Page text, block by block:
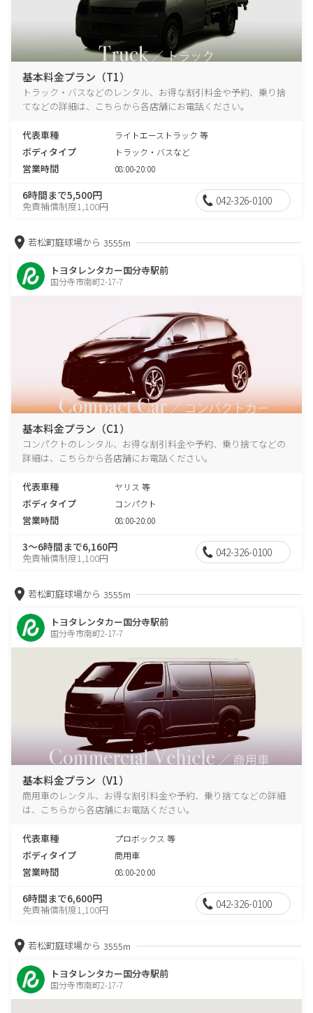
基本料金プラン（T1）
トラック・バスなどのレンタル、お得な割引料金や予約、乗り捨
てなどの詳細は、こちらから各店舗にお電話ください。
代表車種 ライトエーストラック 等
ボディタイプ トラック・バスなど
営業時間 08:00-20:00
6時間まで5,500円
免責補償制度1,100円 042-326-0100
若松町庭球場から 3555m
トヨタレンタカー国分寺駅前
国分寺市南町2-17-7
基本料金プラン（C1）
コンパクトのレンタル、お得な割引料金や予約、乗り捨てなどの
詳細は、こちらから各店舗にお電話ください。
代表車種 ヤリス 等
ボディタイプ コンパクト
営業時間 08:00-20:00
3～6時間まで6,160円
免責補償制度1,100円 042-326-0100
若松町庭球場から 3555m
トヨタレンタカー国分寺駅前
国分寺市南町2-17-7
基本料金プラン（V1）
商用車のレンタル、お得な割引料金や予約、乗り捨てなどの詳細
は、こちらから各店舗にお電話ください。
代表車種 プロボックス 等
ボディタイプ 商用車
営業時間 08:00-20:00
6時間まで6,600円
免責補償制度1,100円 042-326-0100
若松町庭球場から 3555m
トヨタレンタカー国分寺駅前
国分寺市南町2-17-7